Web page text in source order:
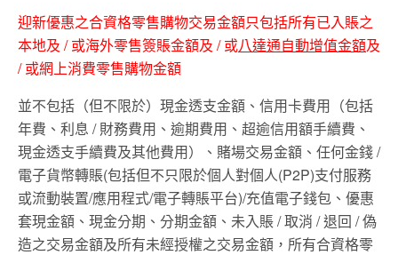
迎新優惠之合資格零售購物交易金額只包括所有已入賬之
本地及 / 或海外零售簽賬金額及 / 或八達通自動增值金額及
/ 或網上消費零售購物金額
並不包括（但不限於）現金透支金額、信用卡費用（包括
年費、利息 / 財務費用、逾期費用、超逾信用額手續費、
現金透支手續費及其他費用）、賭場交易金額、任何金錢 /
電子貨幣轉賬(包括但不只限於個人對個人(P2P)支付服務
或流動裝置/應用程式/電子轉賬平台)/充值電子錢包、優惠
套現金額、現金分期、分期金額、未入賬 / 取消 / 退回 / 偽
造之交易金額及所有未經授權之交易金額，所有合資格零